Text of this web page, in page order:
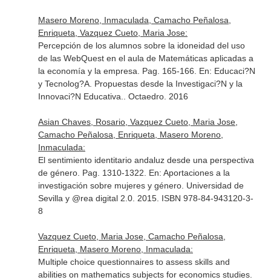
Masero Moreno, Inmaculada, Camacho Peñalosa,
Enriqueta, Vazquez Cueto, Maria Jose:
Percepción de los alumnos sobre la idoneidad del uso
de las WebQuest en el aula de Matemáticas aplicadas a
la economía y la empresa. Pag. 165-166. En: Educaci?N
y Tecnolog?A. Propuestas desde la Investigaci?N y la
Innovaci?N Educativa.
. Octaedro. 2016
Asian Chaves, Rosario, Vazquez Cueto, Maria Jose,
Camacho Peñalosa, Enriqueta, Masero Moreno,
Inmaculada:
El sentimiento identitario andaluz desde una perspectiva
de género. Pag. 1310-1322. En: Aportaciones a la
investigación sobre mujeres y género. Universidad de
Sevilla y @rea digital 2.0. 2015. ISBN 978-84-943120-3-
8
Vazquez Cueto, Maria Jose, Camacho Peñalosa,
Enriqueta, Masero Moreno, Inmaculada:
Multiple choice questionnaires to assess skills and
abilities on mathematics subjects for economics studies.